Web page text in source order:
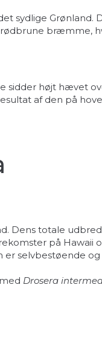
sydlige Grønland.
bræmme,
sidder højt hævet
af den på
Dens totale
på Hawaii
selvbestøende
Drosera